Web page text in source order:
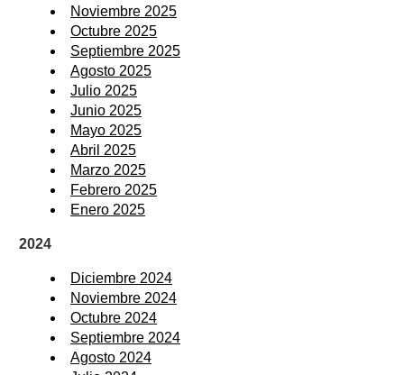
Noviembre 2025
Octubre 2025
Septiembre 2025
Agosto 2025
Julio 2025
Junio 2025
Mayo 2025
Abril 2025
Marzo 2025
Febrero 2025
Enero 2025
2024
Diciembre 2024
Noviembre 2024
Octubre 2024
Septiembre 2024
Agosto 2024